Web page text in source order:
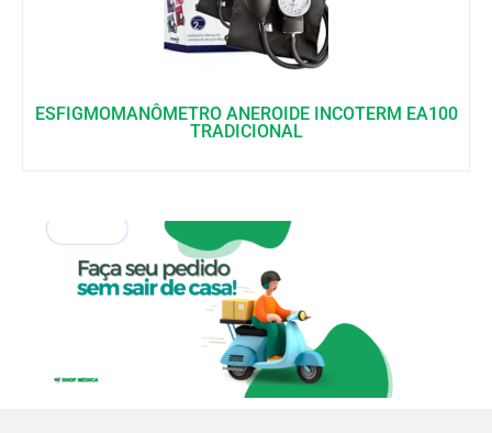
ESFIGMOMANÔMETRO ANEROIDE INCOTERM EA100
TRADICIONAL